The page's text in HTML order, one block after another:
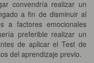
convendría realizar un
a fin de disminuir al
a factores emocionales
preferible realizar un
de aplicar el Test de
del aprendizaje previo.